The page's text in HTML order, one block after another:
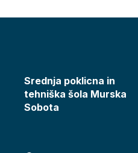
Srednja poklicna in
tehniška šola Murska
Sobota